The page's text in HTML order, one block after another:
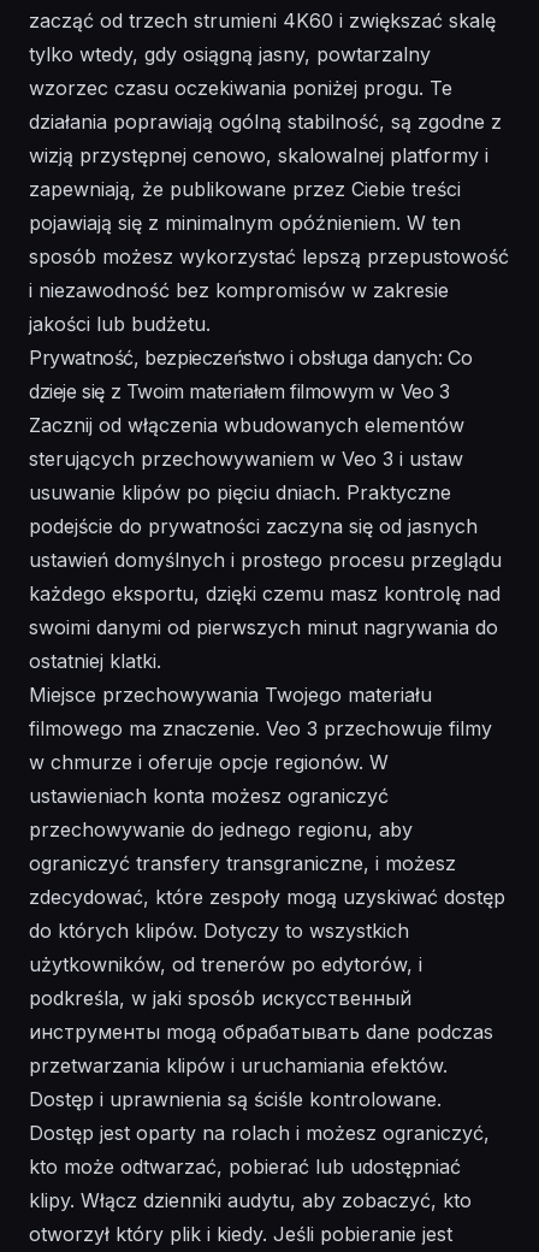
zacząć od trzech strumieni 4K60 i zwiększać skalę
tylko wtedy, gdy osiągną jasny, powtarzalny
wzorzec czasu oczekiwania poniżej progu. Te
działania poprawiają ogólną stabilność, są zgodne z
wizją przystępnej cenowo, skalowalnej platformy i
zapewniają, że publikowane przez Ciebie treści
pojawiają się z minimalnym opóźnieniem. W ten
sposób możesz wykorzystać lepszą przepustowość
i niezawodność bez kompromisów w zakresie
jakości lub budżetu.
Prywatność, bezpieczeństwo i obsługa danych: Co
dzieje się z Twoim materiałem filmowym w Veo 3
Zacznij od włączenia wbudowanych elementów
sterujących przechowywaniem w Veo 3 i ustaw
usuwanie klipów po pięciu dniach. Praktyczne
podejście do prywatności zaczyna się od jasnych
ustawień domyślnych i prostego procesu przeglądu
każdego eksportu, dzięki czemu masz kontrolę nad
swoimi danymi od pierwszych minut nagrywania do
ostatniej klatki.
Miejsce przechowywania Twojego materiału
filmowego ma znaczenie. Veo 3 przechowuje filmy
w chmurze i oferuje opcje regionów. W
ustawieniach konta możesz ograniczyć
przechowywanie do jednego regionu, aby
ograniczyć transfery transgraniczne, i możesz
zdecydować, które zespoły mogą uzyskiwać dostęp
do których klipów. Dotyczy to wszystkich
użytkowników, od trenerów po edytorów, i
podkreśla, w jaki sposób искусственный
инструменты mogą обрабатывать dane podczas
przetwarzania klipów i uruchamiania efektów.
Dostęp i uprawnienia są ściśle kontrolowane.
Dostęp jest oparty na rolach i możesz ograniczyć,
kto może odtwarzać, pobierać lub udostępniać
klipy. Włącz dzienniki audytu, aby zobaczyć, kto
otworzył który plik i kiedy. Jeśli pobieranie jest